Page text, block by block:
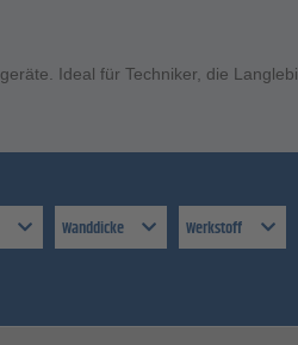
Ideal für Techniker, die
Wanddicke Werkstoff